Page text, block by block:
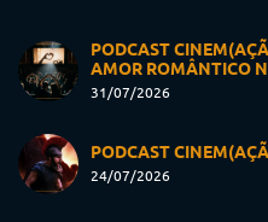
PODCAST
AMOR ROMÂNTICO
31/07/2026
PODCAST
24/07/2026